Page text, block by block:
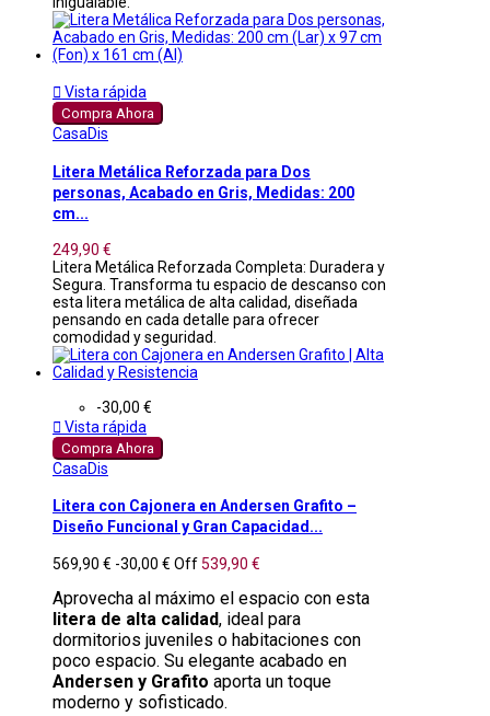
 Vista rápida
Compra Ahora
CasaDis
Litera Metálica Reforzada para Dos
personas, Acabado en Gris, Medidas: 200
cm...
249,90 €
Litera Metálica Reforzada Completa: Duradera y
Segura. Transforma tu espacio de descanso con
esta litera metálica de alta calidad, diseñada
pensando en cada detalle para ofrecer
comodidad y seguridad.
-30,00 €
 Vista rápida
Compra Ahora
CasaDis
Litera con Cajonera en Andersen Grafito –
Diseño Funcional y Gran Capacidad...
569,90 € -30,00 € Off539,90 €
Aprovecha al máximo el espacio con esta
litera de alta calidad, ideal para
dormitorios juveniles o habitaciones con
poco espacio. Su elegante acabado en
Andersen y Grafito aporta un toque
moderno y sofisticado.